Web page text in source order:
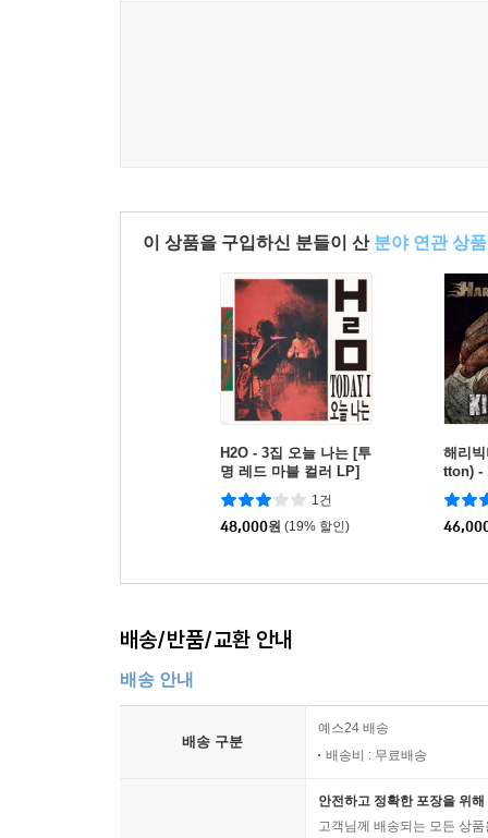
이 상품을 구입하신 분들이 산 분야 연관 상품
H2O - 3집 오늘 나는 [투
명 레드 마블 컬러 LP]
1건
48,000원 (19% 할인)
해리
tton) -
[LP]
배송/반품/교환 안내
배송 안내
배송 구분
예스24 배송
배송비 : 무료배송
안전하고 정확한 포장을 위
고객님께 배송되는 모든 상